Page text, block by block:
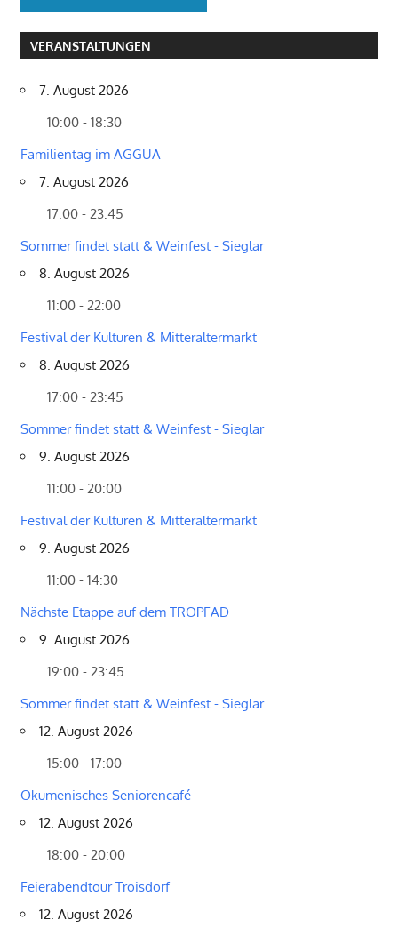
VERANSTALTUNGEN
7. August 2026
10:00 - 18:30
Familientag im AGGUA
7. August 2026
17:00 - 23:45
Sommer findet statt & Weinfest - Sieglar
8. August 2026
11:00 - 22:00
Festival der Kulturen & Mitteraltermarkt
8. August 2026
17:00 - 23:45
Sommer findet statt & Weinfest - Sieglar
9. August 2026
11:00 - 20:00
Festival der Kulturen & Mitteraltermarkt
9. August 2026
11:00 - 14:30
Nächste Etappe auf dem TROPFAD
9. August 2026
19:00 - 23:45
Sommer findet statt & Weinfest - Sieglar
12. August 2026
15:00 - 17:00
Ökumenisches Seniorencafé
12. August 2026
18:00 - 20:00
Feierabendtour Troisdorf
12. August 2026